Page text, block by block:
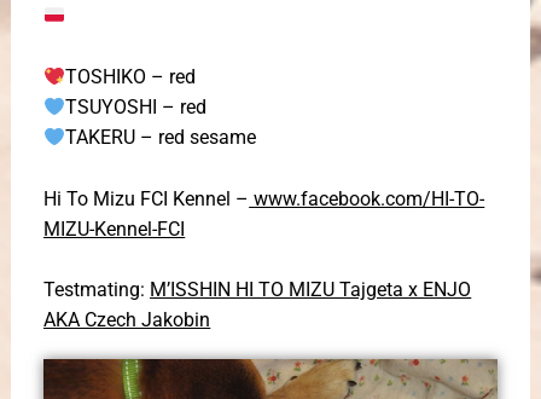
TOSHIKO – red
TSUYOSHI – red
TAKERU – red sesame
Hi To Mizu FCI Kennel – www.facebook.com/HI-TO-
MIZU-Kennel-FCI
Testmating: M’ISSHIN HI TO MIZU Tajgeta x ENJO
AKA Czech Jakobin